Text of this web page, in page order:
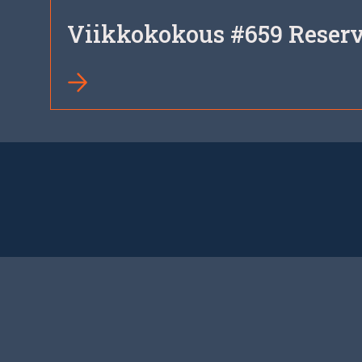
Viikkokokous #659